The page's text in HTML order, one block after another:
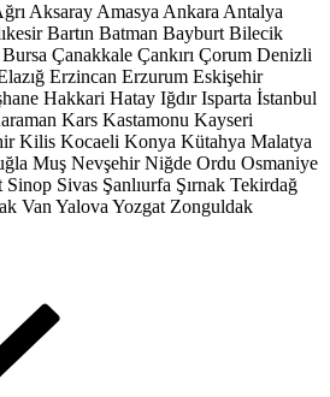
Aksaray Amasya Ankara Antalya
Bartın Batman Bayburt Bilecik
Bursa Çanakkale Çankırı Çorum Denizli
Erzincan Erzurum Eskişehir
Hakkari Hatay Iğdır Isparta İstanbul
Kars Kastamonu Kayseri
Kilis Kocaeli Konya Kütahya Malatya
Muş Nevşehir Niğde Ordu Osmaniye
Sinop Sivas Şanlıurfa Şırnak Tekirdağ
Van Yalova Yozgat Zonguldak